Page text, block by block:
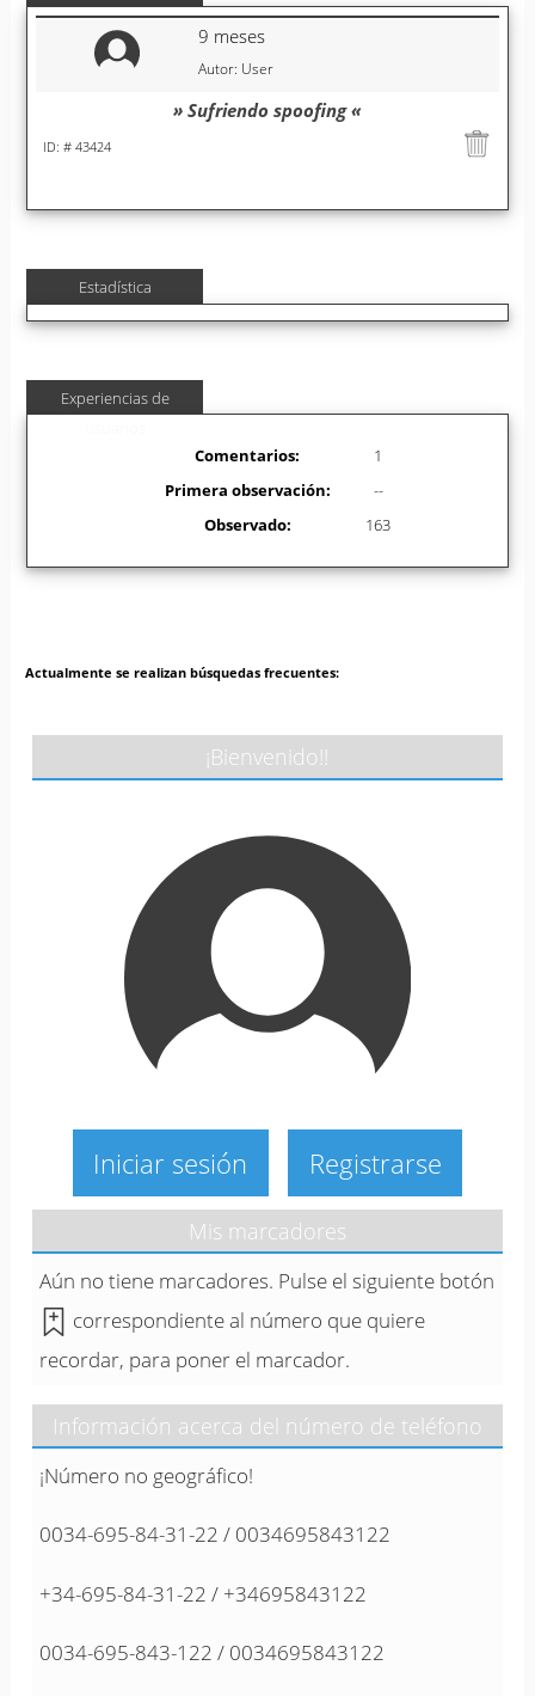
Autor: User
9 meses
ID: # 43424
» Sufriendo spoofing «
Estadística
Experiencias de
Comentarios:
1
Primera observación:
--
Observado:
163
Actualmente se realizan búsquedas frecuentes:
¡Bienvenido!!
Iniciar sesión Registrarse
Mis marcadores
Aún no tiene marcadores. Pulse el siguiente botón
correspondiente al número que quiere
recordar, para poner el marcador.
Información acerca del número de teléfono
¡Número no geográfico!
0034-695-84-31-22 / 0034695843122
+34-695-84-31-22 / +34695843122
0034-695-843-122 / 0034695843122